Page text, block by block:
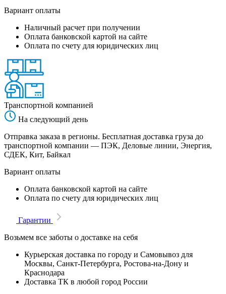
Вариант оплаты
Наличный расчет при получении
Оплата банковской картой на сайте
Оплата по счету для юридических лиц
Транспортной компанией
На следующий день
Отправка заказа в регионы. Бесплатная доставка груза до
транспортной компании — ПЭК, Деловые линии, Энергия,
СДЕК, Кит, Байкал
Вариант оплаты
Оплата банковской картой на сайте
Оплата по счету для юридических лиц
Гарантии
Возьмем все заботы о доставке на себя
Курьерская доставка по городу и Самовывоз для
Москвы, Санкт-Петербурга, Ростова-на-Дону и
Краснодара
Доставка ТК в любой город России